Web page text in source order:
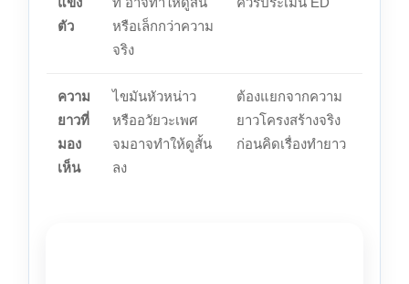
ตัว
หรือเล็กกว่าความ
จริง
ความ
ยาวที่
มอง
เห็น
ไขมันหัวหน่าว
หรืออวัยวะเพศ
จมอาจทำให้ดูสั้น
ลง
ต้องแยกจากความ
ยาวโครงสร้างจริง
ก่อนคิดเรื่องทำยาว